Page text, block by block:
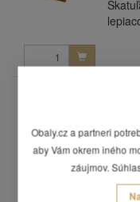
1
Obaly.cz a partneri
aby Vám okrem iného
záujmov.